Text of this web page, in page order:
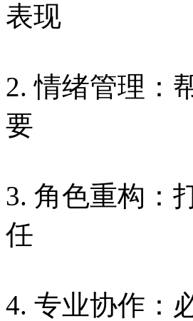
表现
2. 情绪管理：
要
3. 角色重构：
任
4. 专业协作：